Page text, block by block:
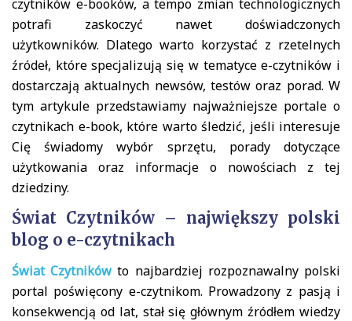
czytników e-booków, a tempo zmian technologicznych
potrafi zaskoczyć nawet doświadczonych
użytkowników. Dlatego warto korzystać z rzetelnych
źródeł, które specjalizują się w tematyce e-czytników i
dostarczają aktualnych newsów, testów oraz porad. W
tym artykule przedstawiamy najważniejsze portale o
czytnikach e-book, które warto śledzić, jeśli interesuje
Cię świadomy wybór sprzętu, porady dotyczące
użytkowania oraz informacje o nowościach z tej
dziedziny.
Świat Czytników – największy polski
blog o e-czytnikach
Świat Czytników to najbardziej rozpoznawalny polski
portal poświęcony e-czytnikom. Prowadzony z pasją i
konsekwencją od lat, stał się głównym źródłem wiedzy